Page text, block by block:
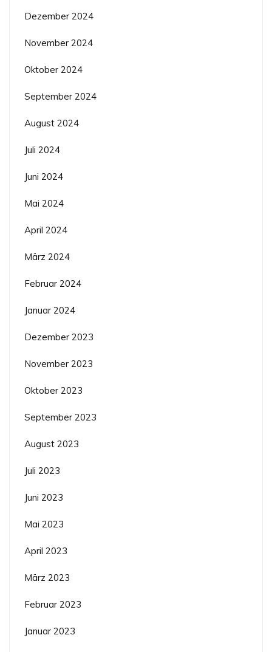
Dezember 2024
November 2024
Oktober 2024
September 2024
August 2024
Juli 2024
Juni 2024
Mai 2024
April 2024
März 2024
Februar 2024
Januar 2024
Dezember 2023
November 2023
Oktober 2023
September 2023
August 2023
Juli 2023
Juni 2023
Mai 2023
April 2023
März 2023
Februar 2023
Januar 2023